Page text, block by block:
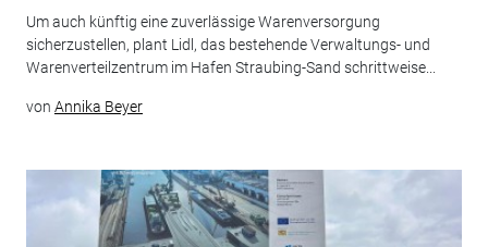
Um auch künftig eine zuverlässige Warenversorgung
sicherzustellen, plant Lidl, das bestehende Verwaltungs- und
Warenverteilzentrum im Hafen Straubing-Sand schrittweise...
von Annika Beyer